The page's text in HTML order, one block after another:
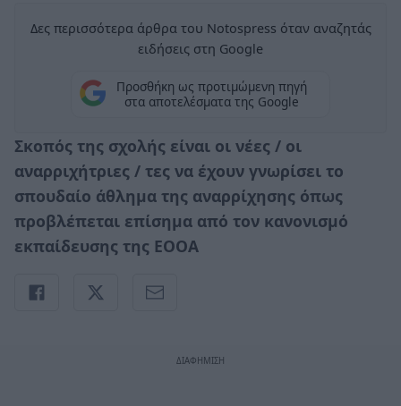
Δες περισσότερα άρθρα του Notospress όταν αναζητάς
ειδήσεις στη Google
Προσθήκη ως προτιμώμενη πηγή
στα αποτελέσματα της Google
Σκοπός της σχολής είναι οι νέες / οι
αναρριχήτριες / τες να έχουν γνωρίσει το
σπουδαίο άθλημα της αναρρίχησης όπως
προβλέπεται επίσημα από τον κανονισμό
εκπαίδευσης της ΕΟΟΑ